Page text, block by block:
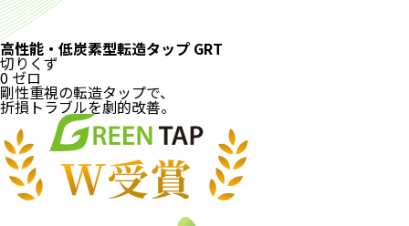
高性能・低炭素型転造タップ GRT
切りくず
0ゼロ
剛性重視の転造タップで、
折損トラブルを劇的改善。